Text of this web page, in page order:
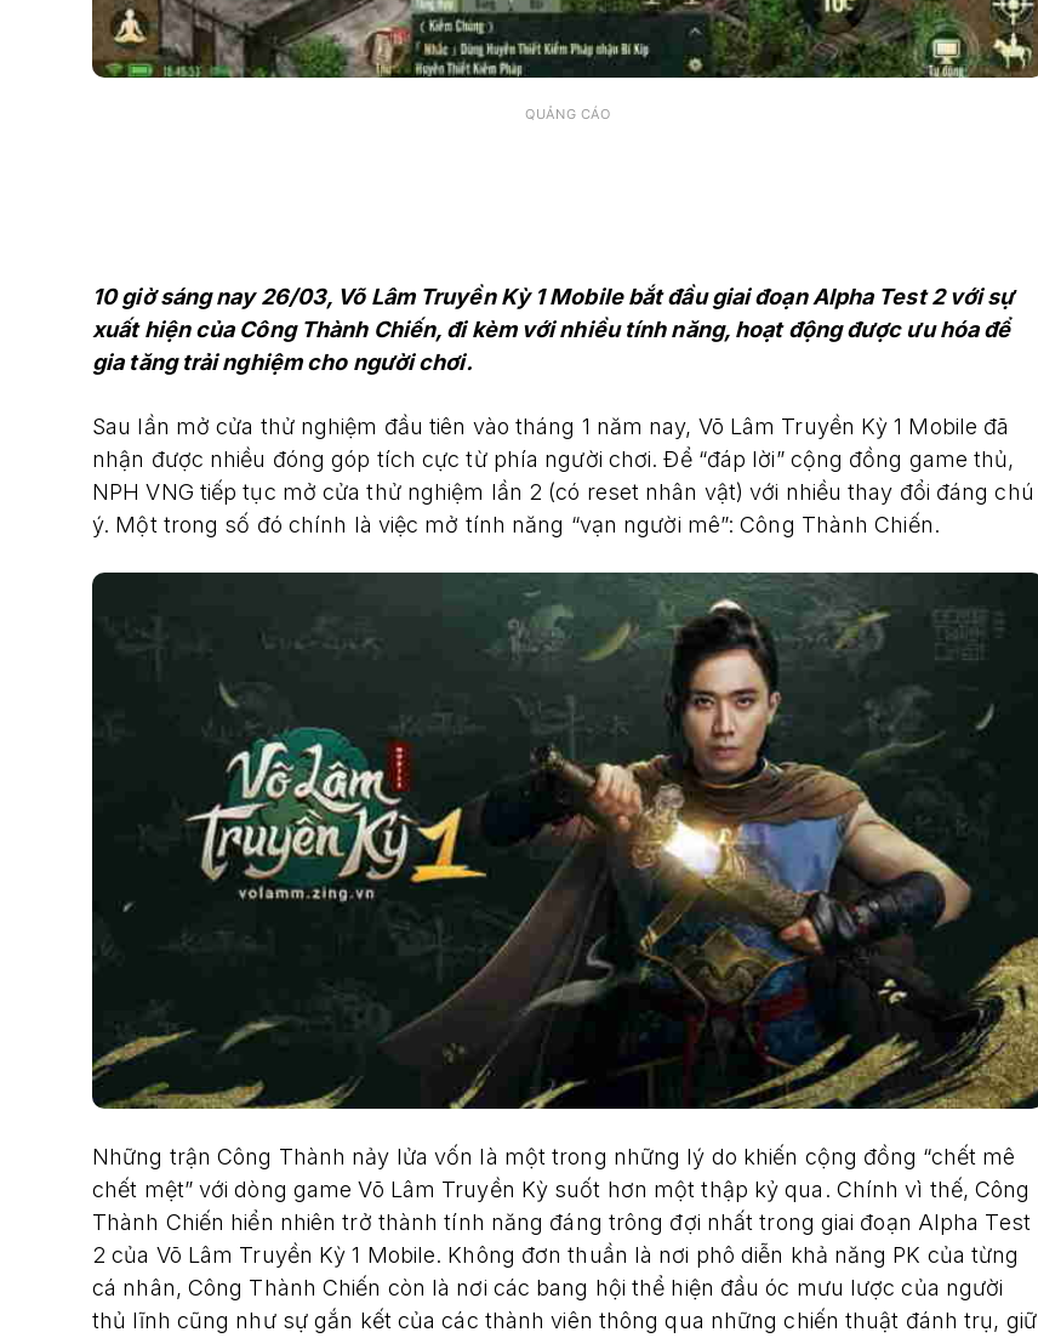
QUẢNG CÁO
10 giờ sáng nay 26/03, Võ Lâm Truyền Kỳ 1 Mobile bắt đầu giai đoạn Alpha Test 2 với sự
xuất hiện của Công Thành Chiến, đi kèm với nhiều tính năng, hoạt động được ưu hóa để
gia tăng trải nghiệm cho người chơi.
Sau lần mở cửa thử nghiệm đầu tiên vào tháng 1 năm nay, Võ Lâm Truyền Kỳ 1 Mobile đã
nhận được nhiều đóng góp tích cực từ phía người chơi. Để “đáp lời” cộng đồng game thủ,
NPH VNG tiếp tục mở cửa thử nghiệm lần 2 (có reset nhân vật) với nhiều thay đổi đáng chú
ý. Một trong số đó chính là việc mở tính năng “vạn người mê”: Công Thành Chiến.
Những trận Công Thành nảy lửa vốn là một trong những lý do khiến cộng đồng “chết mê
chết mệt” với dòng game Võ Lâm Truyền Kỳ suốt hơn một thập kỷ qua. Chính vì thế, Công
Thành Chiến hiển nhiên trở thành tính năng đáng trông đợi nhất trong giai đoạn Alpha Test
2 của Võ Lâm Truyền Kỳ 1 Mobile. Không đơn thuần là nơi phô diễn khả năng PK của từng
cá nhân, Công Thành Chiến còn là nơi các bang hội thể hiện đầu óc mưu lược của người
thủ lĩnh cũng như sự gắn kết của các thành viên thông qua những chiến thuật đánh trụ, giữ